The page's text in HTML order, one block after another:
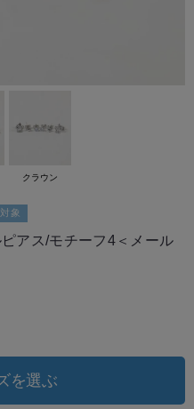
象
アス/モチーフ4＜メール
を選ぶ
クラウン